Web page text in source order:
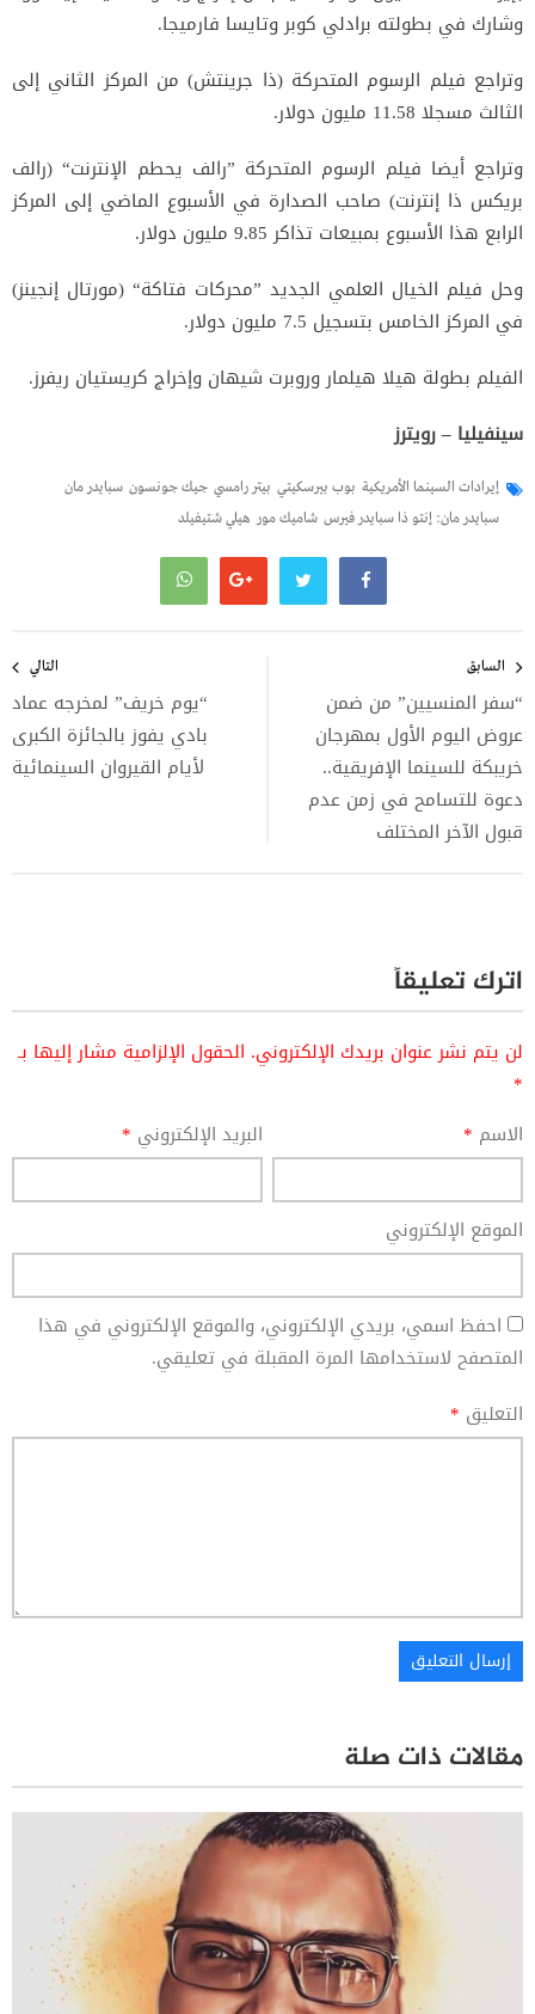
وشارك في بطولته برادلي كوبر وتايسا فارميجا.
وتراجع فيلم الرسوم المتحركة (ذا جرينتش) من المركز الثاني إلى
الثالث مسجلا 11.58 مليون دولار.
وتراجع أيضا فيلم الرسوم المتحركة ”رالف يحطم الإنترنت“ (رالف
بريكس ذا إنترنت) صاحب الصدارة في الأسبوع الماضي إلى المركز
الرابع هذا الأسبوع بمبيعات تذاكر 9.85 مليون دولار.
وحل فيلم الخيال العلمي الجديد ”محركات فتاكة“ (مورتال إنجينز)
في المركز الخامس بتسجيل 7.5 مليون دولار.
الفيلم بطولة هيلا هيلمار وروبرت شيهان وإخراج كريستيان ريفرز.
سينفيليا – رويترز
إيرادات السينما الأمريكية بوب بيرسكيتي بيتر رامسي جيك جونسون سبايدر مان
سبايدر مان: إنتو ذا سبايدر فيرس شاميك مور هيلي شتيفيلد
المقالات
السابق
“سفر المنسيين” من ضمن
عروض اليوم الأول بمهرجان
خريبكة للسينما الإفريقية..
دعوة للتسامح في زمن عدم
قبول الآخر المختلف
التالي
“يوم خريف” لمخرجه عماد
بادي يفوز بالجائزة الكبرى
لأيام القيروان السينمائية
اترك تعليقاً
لن يتم نشر عنوان بريدك الإلكتروني. الحقول الإلزامية مشار إليها بـ
*
الاسم * البريد الإلكتروني *
الموقع الإلكتروني
احفظ اسمي، بريدي الإلكتروني، والموقع الإلكتروني في هذا
المتصفح لاستخدامها المرة المقبلة في تعليقي.
التعليق *
مقالات ذات صلة